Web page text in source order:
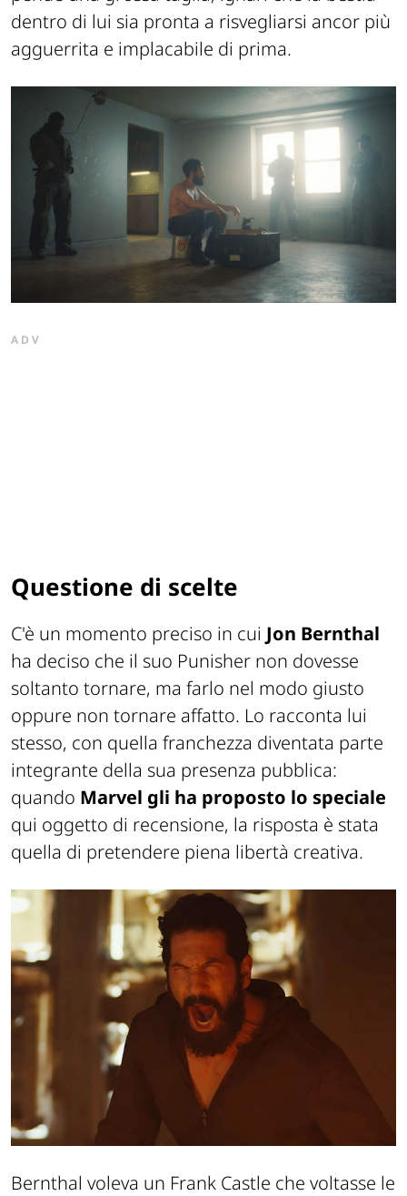
dentro di lui sia pronta a risvegliarsi ancor più
agguerrita e implacabile di prima.
ADV
Questione di scelte
C'è un momento preciso in cui Jon Bernthal
ha deciso che il suo Punisher non dovesse
soltanto tornare, ma farlo nel modo giusto
oppure non tornare affatto. Lo racconta lui
stesso, con quella franchezza diventata parte
integrante della sua presenza pubblica:
quando Marvel gli ha proposto lo speciale
qui oggetto di recensione, la risposta è stata
quella di pretendere piena libertà creativa.
Bernthal voleva un Frank Castle che voltasse le